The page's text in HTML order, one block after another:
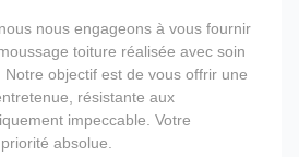
nous engageons à vous fournir
toiture réalisée avec soin
objectif est de vous offrir une
résistante aux
impeccable. Votre
absolue.